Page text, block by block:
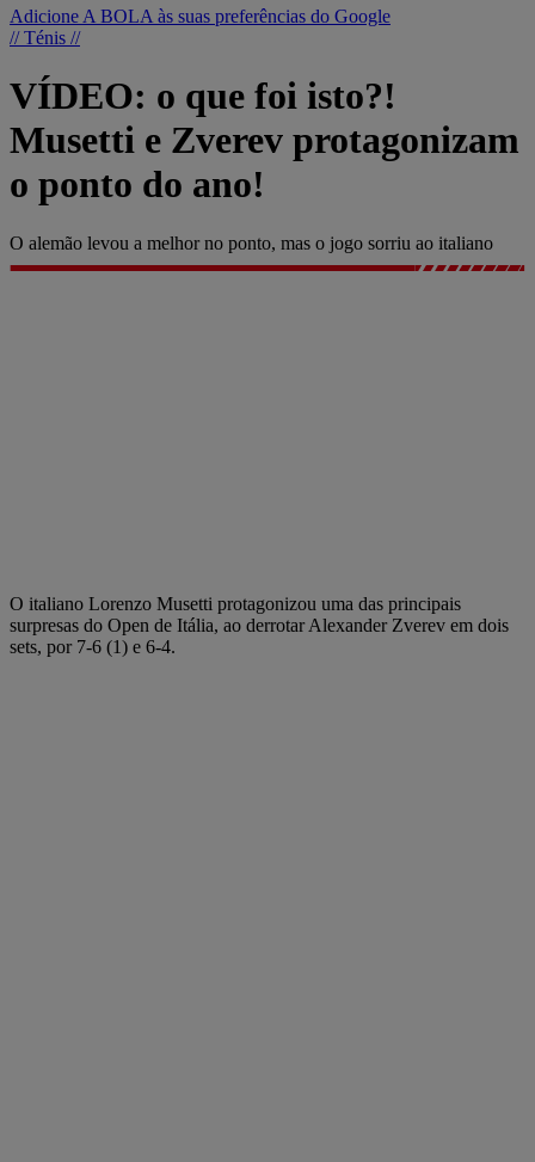
Adicione A BOLA às suas preferências do Google
// Ténis //
VÍDEO: o que foi isto?!
Musetti e Zverev protagonizam
o ponto do ano!
O alemão levou a melhor no ponto, mas o jogo sorriu ao italiano
O italiano Lorenzo Musetti protagonizou uma das principais
surpresas do Open de Itália, ao derrotar Alexander Zverev em dois
sets, por 7-6 (1) e 6-4.